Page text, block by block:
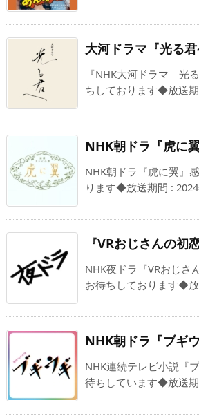
大河ドラマ『光る君
『NHK大河ドラマ 光
ちしております◆放送
NHK朝ドラ『虎に翼
NHK朝ドラ『虎に翼』
ります◆放送期間 :
『VRおじさんの初恋
NHK夜ドラ『VRおじさ
お待ちしております◆
NHK朝ドラ『ブギウ
NHK連続テレビ小説『
待ちしています◆放送